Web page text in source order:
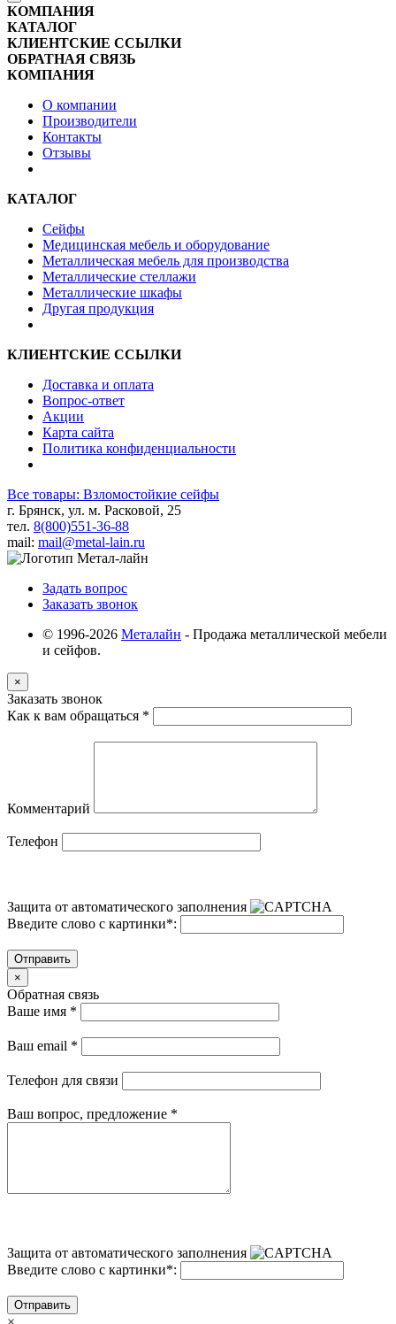
КОМПАНИЯ
КАТАЛОГ
КЛИЕНТСКИЕ ССЫЛКИ
ОБРАТНАЯ СВЯЗЬ
КОМПАНИЯ
О компании
Производители
Контакты
Отзывы
КАТАЛОГ
Сейфы
Медицинская мебель и оборудование
Металлическая мебель для производства
Металлические стеллажи
Металлические шкафы
Другая продукция
КЛИЕНТСКИЕ ССЫЛКИ
Доставка и оплата
Вопрос-ответ
Акции
Карта сайта
Политика конфиденциальности
Все товары: Взломостойкие сейфы
г. Брянск, ул. м. Расковой, 25
тел. 8(800)551-36-88
mail: mail@metal-lain.ru
Задать вопрос
Заказать звонок
© 1996-2026 Металайн - Продажа металлической мебели
и сейфов.
×
Заказать звонок
Как к вам обращаться *
Комментарий
Телефон
Защита от автоматического заполнения
Введите слово с картинки*:
Отправить
×
Обратная связь
Ваше имя *
Ваш email *
Телефон для связи
Ваш вопрос, предложение *
Защита от автоматического заполнения
Введите слово с картинки*:
Отправить